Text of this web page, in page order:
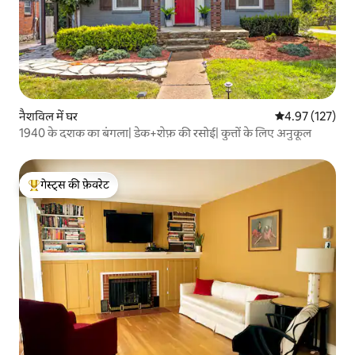
नैशविल में घर औसत रेटिंग 5 में से
4.97 (127)
1940 के दशक का बंगला| डेक+शेफ़ की रसोई| कुत्तों के लिए अनुकूल
गेस्ट्स का टॉप फ़ेवरेट
गेस्ट्स की फ़ेवरेट